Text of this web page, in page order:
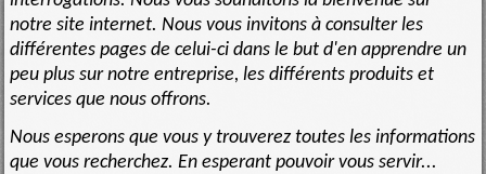
notre site internet. Nous vous invitons à consulter les
différentes pages de celui-ci dans le but d'en apprendre un
peu plus sur notre entreprise, les différents produits et
services que nous offrons.
Nous esperons que vous y trouverez toutes les informations
que vous recherchez. En esperant pouvoir vous servir...